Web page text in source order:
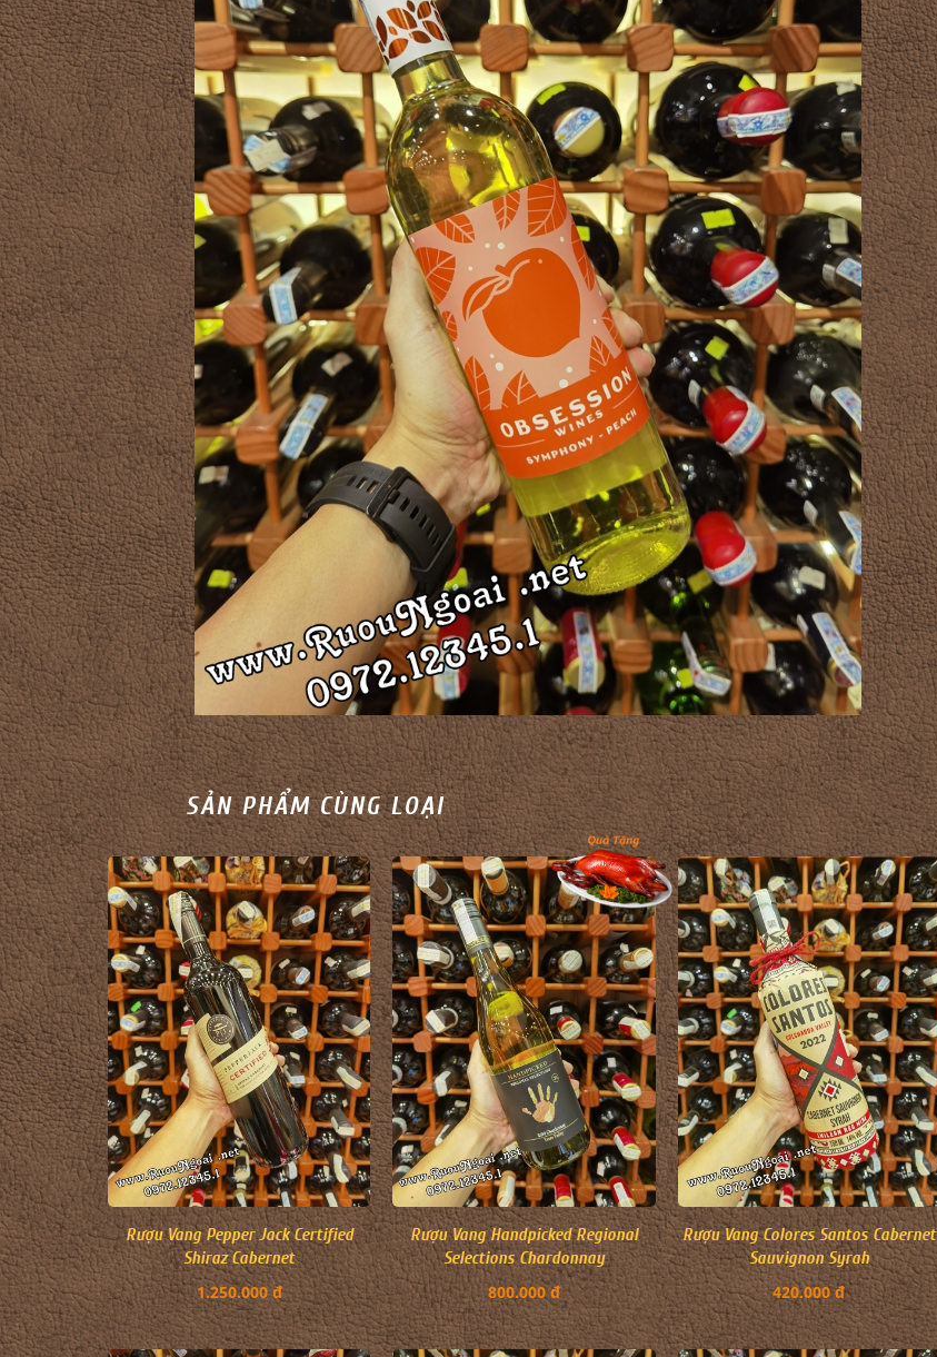
SẢN PHẨM CÙNG LOẠI
Rượu Vang Pepper Jack Certified
Shiraz Cabernet
1.250.000 đ
Rượu Vang Handpicked Regional
Selections Chardonnay
800.000 đ
Rượu Vang Colores Santos Cabernet
Sauvignon Syrah
420.000 đ